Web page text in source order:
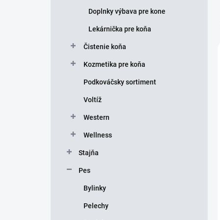
Doplnky výbava pre kone
Lekárnička pre koňa
Čistenie koňa
Kozmetika pre koňa
Podkováčsky sortiment
Voltíž
Western
Wellness
Stajňa
Pes
Bylinky
Pelechy